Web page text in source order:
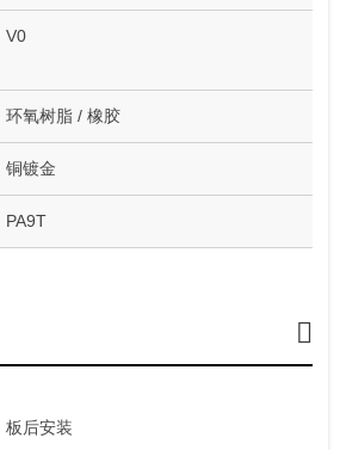
V0
环氧树脂 / 橡胶
铜镀金
PA9T
板后安装